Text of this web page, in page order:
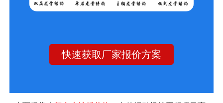
快速获取厂家报价方案